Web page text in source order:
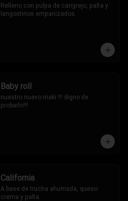
Relleno con pulpa de cangrejo, palta y
langostinos empanizados.
Baby roll
nuestro nuevo maki !!! digno de
probarlo!!!
California
A base de trucha ahumada, queso
crema y palta.